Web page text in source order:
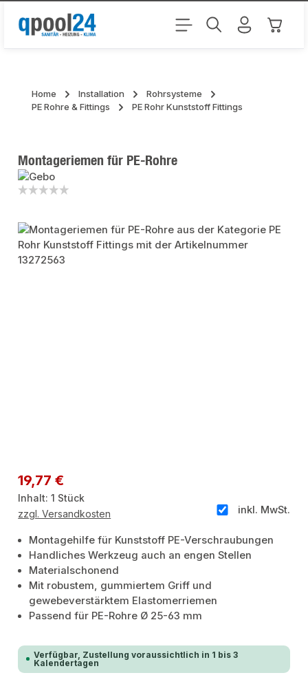
Zum Hauptinhalt springen
Home Installation
Rohrsysteme
PE Rohre & Fittings
PE Rohr Kunststoff Fittings
Montageriemen für PE-Rohre
Bildergalerie überspringen
Regulärer Preis:
19,77 €
Inhalt:1 Stück
inkl. MwSt.
zzgl. Versandkosten
Montagehilfe für Kunststoff PE-Verschraubungen
Handliches Werkzeug auch an engen Stellen
Materialschonend
Mit robustem, gummiertem Griff und
gewebeverstärktem Elastomerriemen
Passend für PE-Rohre Ø 25-63 mm
Verfügbar, Zustellung voraussichtlich in 1 bis 3
Kalendertagen